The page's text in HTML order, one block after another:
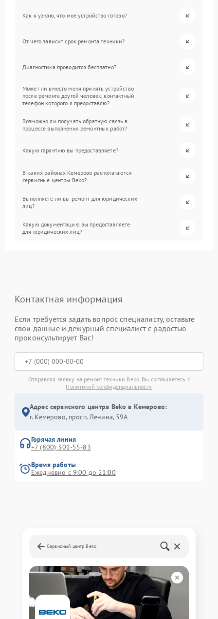
Как я узнаю, что мое устройство готово?
От чего зависит срок ремонта техники?
Диагностика проводится бесплатно?
Может ли вместо меня принять устройство
после ремонта другой человек, контактный
телефон которого я предоставлю?
Возможно ли получать обратную связь в
процессе выполнения ремонтных работ?
Какую гарантию вы предоставляете?
В каких районах Кемерово располагаются
сервисные центры Beko?
Выполняете ли вы ремонт для юридических
лиц?
Какую документацию вы предоставляете
для юридических лиц?
Контактная информация
Если требуется задать вопрос специалисту, оставьте
свои данные и дежурный специалист с радостью
проконсультирует Вас!
Отправляя заявку на ремонт техники Beko, Вы соглашаетесь с
Политикой конфиденциальности
Адрес сервисного центра Beko в Кемерово:
г. Кемерово, просп. Ленина, 59А
Горячая линия
+7 (800) 301-55-83
Время работы
Ежедневно с 9:00 до 21:00
Сервисный центр Beko